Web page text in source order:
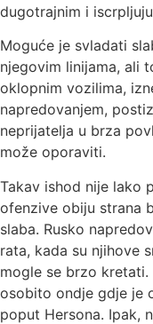
dugotrajnim i
Moguće je svladati
njegovim linijama, ali
oklopnim vozilima,
napredovanjem,
neprijatelja u brza
može oporaviti.
Takav ishod nije lako
ofenzive obiju strana
slaba. Rusko
rata, kada su njihove
mogle se brzo kretati.
osobito ondje gdje je
poput Hersona. Ipak,